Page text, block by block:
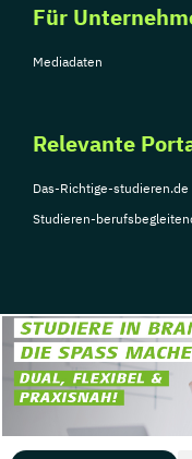
Für
Mediadaten
Relevante
Das-Richtige-studieren.de
Studieren-
© Copyright 2026, TarGroup
Impressum
Über